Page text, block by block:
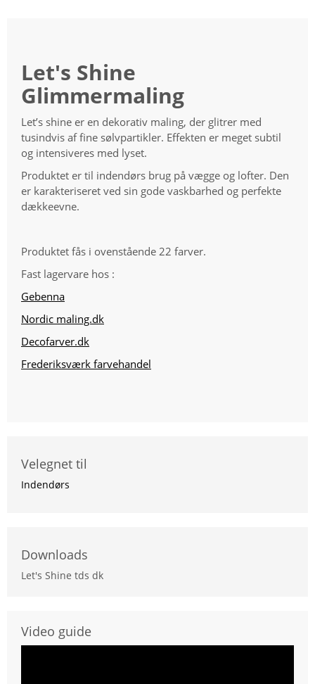
Let's Shine
Glimmermaling
Let’s shine er en dekorativ maling, der glitrer med
tusindvis af fine sølvpartikler. Effekten er meget subtil
og intensiveres med lyset.
Produktet er til indendørs brug på vægge og lofter. Den
er karakteriseret ved sin gode vaskbarhed og perfekte
dækkeevne.
Produktet fås i ovenstående 22 farver.
Fast lagervare hos :
Gebenna
Nordic maling.dk
Decofarver.dk
Frederiksværk farvehandel
Velegnet til
Indendørs
Downloads
Let's Shine tds dk
Video guide